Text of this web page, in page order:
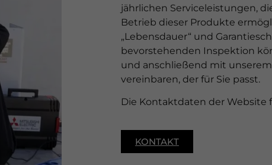
jährlichen Serviceleistungen,
Betrieb dieser Produkte
„Lebensdauer“ und
bevorstehenden Inspektion
und anschließend mit
vereinbaren, der für Sie passt.
Die Kontaktdaten der Website
KONTAKT